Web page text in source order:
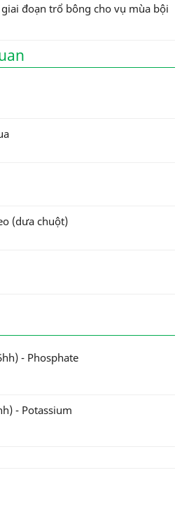
đoạn trổ bông cho vụ mùa bội
(dưa chuột)
- Phosphate
- Potassium